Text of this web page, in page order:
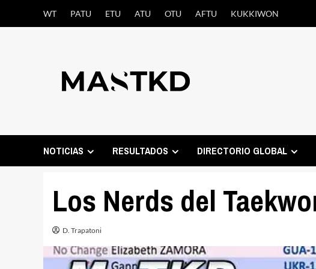
WT PATU ETU ATU OTU AFTU KUKKIWON
NOTICIAS RESULTADOS DIRECTORIO GLOBAL
Los Nerds del
D. Trapatoni